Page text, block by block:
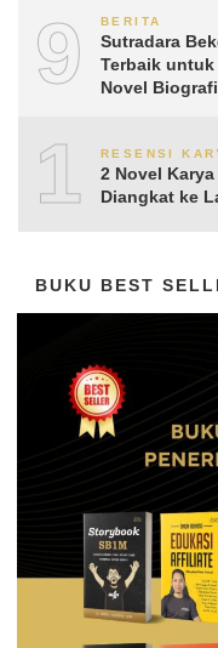
9 BERITA
Sutradara
Terbaik
Novel
10RESENSI
2 Novel
Diangkat ke
BUKU BEST